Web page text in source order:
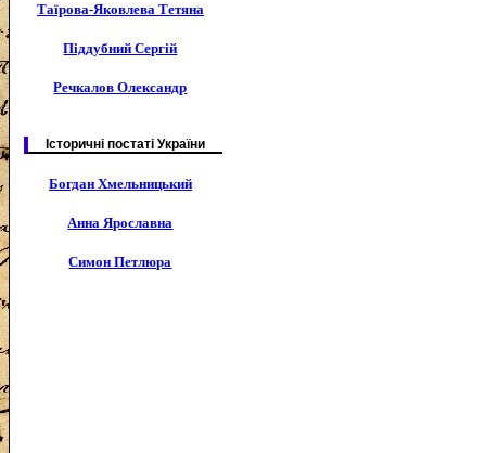
Таїрова-Яковлева Тетяна
Піддубний Сергій
Речкалов Олександр
Історичні постаті України
Богдан Хмельницький
Анна Ярославна
Симон Петлюра